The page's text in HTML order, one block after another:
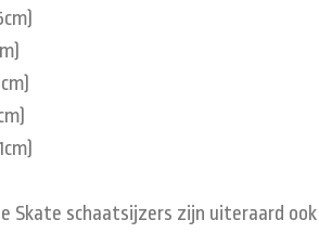
Skate schaatsijzers zijn uiteraard